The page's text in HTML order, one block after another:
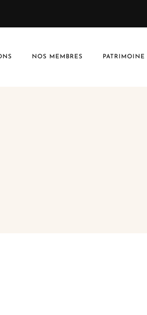
NOS MEMBRES PATRIMOINE